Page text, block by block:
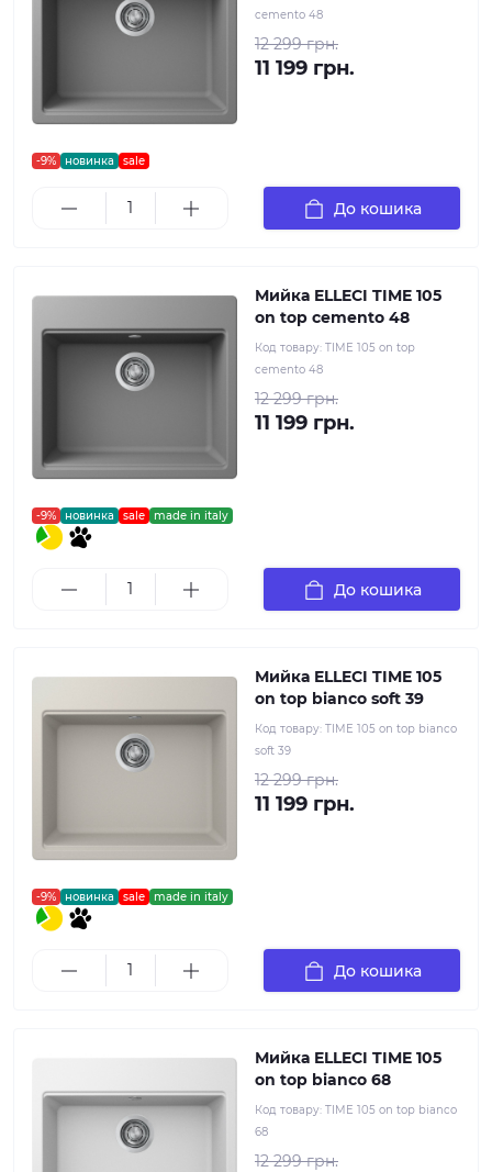
-9% новинка sale
cemento 48
12 299 грн.
11 199 грн.
До кошика
-9% новинка sale made in italy
Мийка ELLECI TIME 105
on top cemento 48
Код товару: TIME 105 on top
cemento 48
12 299 грн.
11 199 грн.
До кошика
-9% новинка sale made in italy
Мийка ELLECI TIME 105
on top bianco soft 39
Код товару: TIME 105 on top bianco
soft 39
12 299 грн.
11 199 грн.
До кошика
Мийка ELLECI TIME 105
on top bianco 68
Код товару: TIME 105 on top bianco
68
12 299 грн.